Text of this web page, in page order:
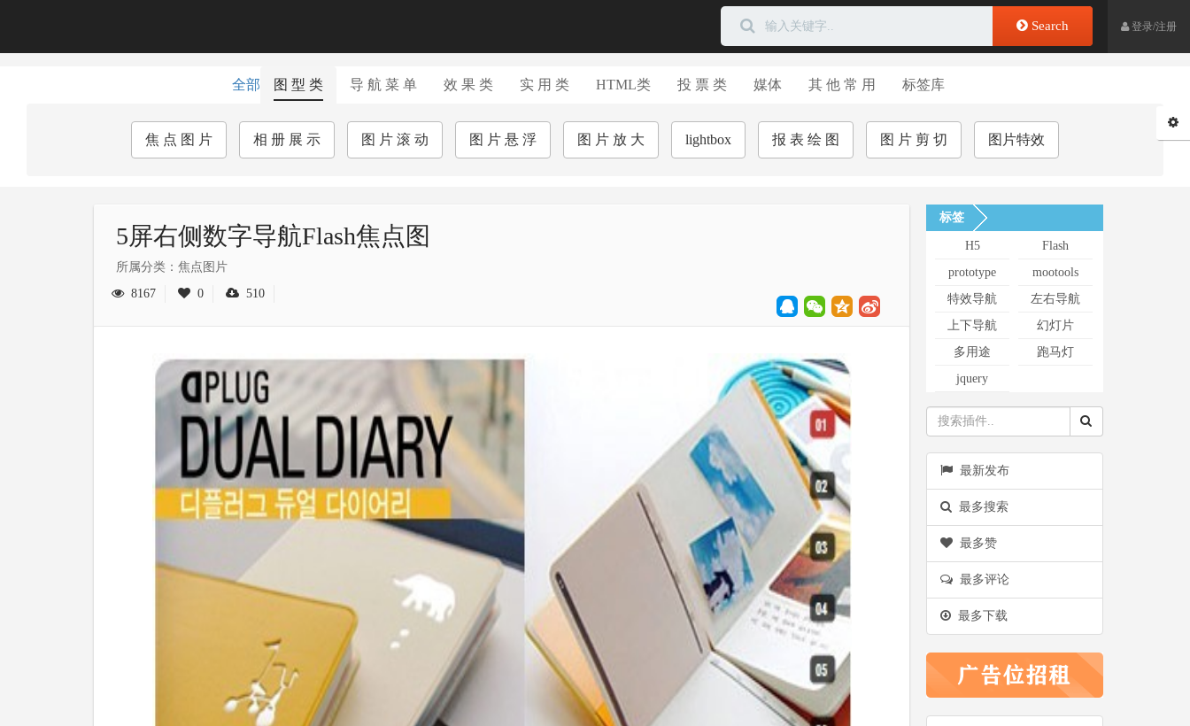
Search 登录/注册
全部 图 型 类 导 航 菜 单 效 果 类 实 用 类 HTML类 投 票 类 媒体 其 他 常 用 标签库
焦 点 图 片 相 册 展 示 图 片 滚 动 图 片 悬 浮 图 片 放 大 lightbox 报 表 绘 图 图 片 剪 切 图片特效
5屏右侧数字导航Flash焦点图
所属分类：焦点图片
8167
0 510
标签
H5
Flash
prototype
mootools
特效导航
左右导航
上下导航
幻灯片
多用途
跑马灯
jquery
最新发布
最多搜索
最多赞
最多评论
最多下载